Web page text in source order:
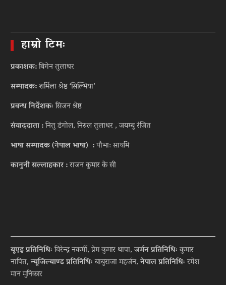
हाम्रो टिमः
प्रकाशक:बिगेन तुलाधर
सम्पादक:शर्मिला श्रेष्ठ ‘सिल्भिया’
प्रवन्ध निर्देशकःसिजन श्रेष्ठ
संवाददाता :नितु डंगोल, निरुल तुलाधर , जयम्बु रंजित
भाषा सम्पादक (नेपाल भाषा) :पौभा: सायमि
कानुनी सल्लाहकार :राजन कुमार के सी
यूएइ प्रतिनिधिःविरेन्द्र नकर्मी, प्रेम कुमार थापा,जर्मन प्रतिनिधिःकुमार
नापित,न्यूजिल्याण्ड प्रतिनिधिःबाबुराजा महर्जन,नेपाल प्रतिनिधिःरमेश
मान मुनिकार